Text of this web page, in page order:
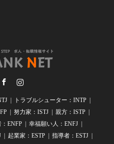
トラブルシューター：INTP
努力家：ISTJ
親方：ISTP
ENFP
幸福願い人：ENFJ
起業家：ESTP
指導者：ESTJ